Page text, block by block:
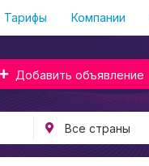
Тарифы Компании
Добавить объявление